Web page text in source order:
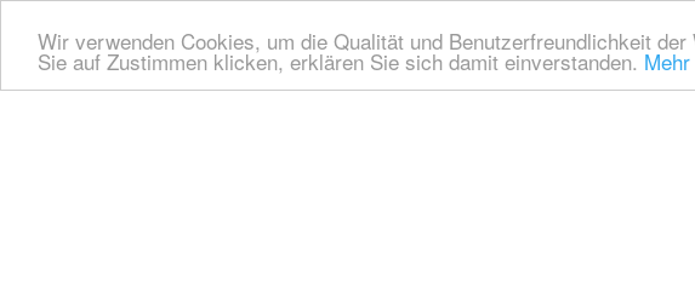
Wir verwenden Cookies, um die Qualität und Benutzerfreundlichkeit
Sie auf Zustimmen klicken, erklären Sie sich damit einverstanden.